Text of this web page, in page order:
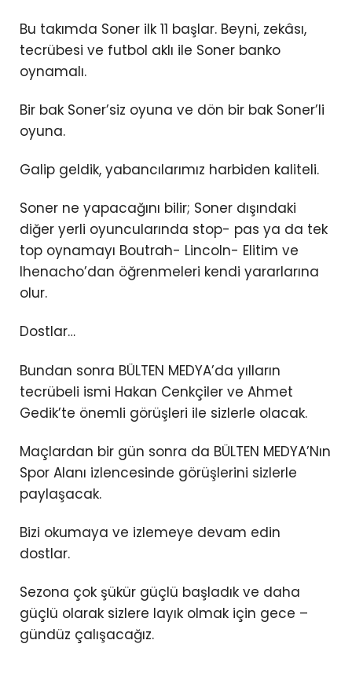
Bu takımda Soner ilk 11 başlar. Beyni, zekâsı,
tecrübesi ve futbol aklı ile Soner banko
oynamalı.
Bir bak Soner’siz oyuna ve dön bir bak Soner’li
oyuna.
Galip geldik, yabancılarımız harbiden kaliteli.
Soner ne yapacağını bilir; Soner dışındaki
diğer yerli oyuncularında stop- pas ya da tek
top oynamayı Boutrah- Lincoln- Elitim ve
Ihenacho’dan öğrenmeleri kendi yararlarına
olur.
Dostlar…
Bundan sonra BÜLTEN MEDYA’da yılların
tecrübeli ismi Hakan Cenkçiler ve Ahmet
Gedik’te önemli görüşleri ile sizlerle olacak.
Maçlardan bir gün sonra da BÜLTEN MEDYA’Nın
Spor Alanı izlencesinde görüşlerini sizlerle
paylaşacak.
Bizi okumaya ve izlemeye devam edin
dostlar.
Sezona çok şükür güçlü başladık ve daha
güçlü olarak sizlere layık olmak için gece –
gündüz çalışacağız.